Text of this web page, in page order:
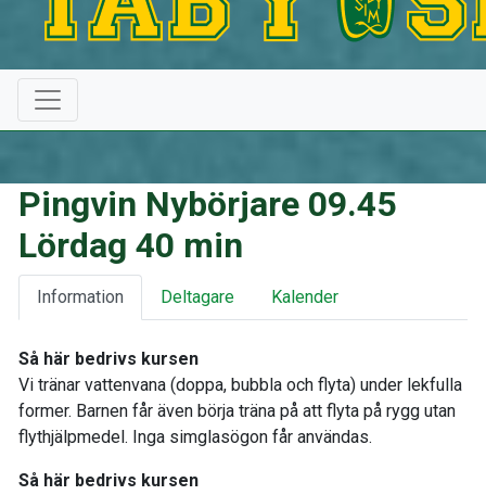
Pingvin Nybörjare 09.45
Lördag 40 min
Information Deltagare Kalender
Så här bedrivs kursen
Vi tränar vattenvana (doppa, bubbla och flyta) under lekfulla
former. Barnen får även börja träna på att flyta på rygg utan
flythjälpmedel. Inga simglasögon får användas.
Så här bedrivs kursen